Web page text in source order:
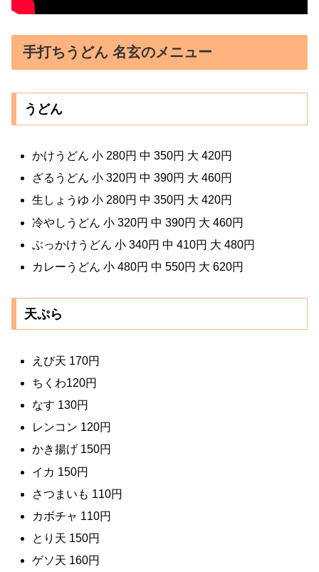
手打ちうどん 名玄のメニュー
うどん
かけうどん 小 280円 中 350円 大 420円
ざるうどん 小 320円 中 390円 大 460円
生しょうゆ 小 280円 中 350円 大 420円
冷やしうどん 小 320円 中 390円 大 460円
ぶっかけうどん 小 340円 中 410円 大 480円
カレーうどん 小 480円 中 550円 大 620円
天ぷら
えび天 170円
ちくわ120円
なす 130円
レンコン 120円
かき揚げ 150円
イカ 150円
さつまいも 110円
カボチャ 110円
とり天 150円
ゲソ天 160円